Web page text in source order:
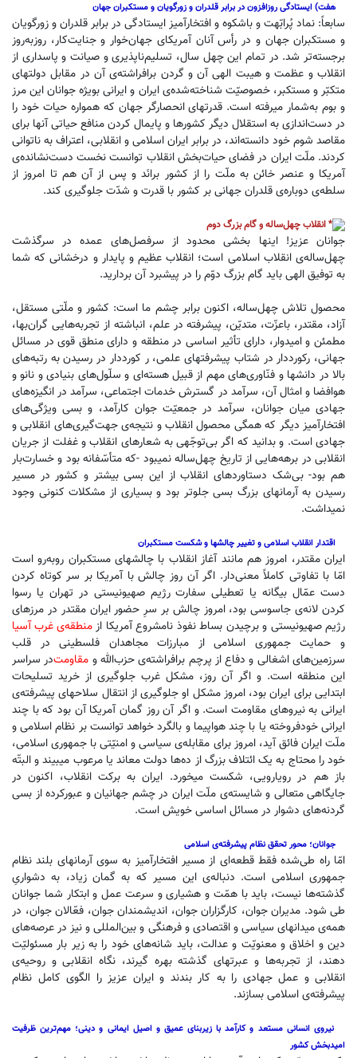
هفت) ایستادگی روزافزون در برابر قلدران و زورگویان و مستکبران جهان
سابعاً: نماد پُرابّهت و باشکوه و افتخارآمیز ایستادگی در برابر قلدران و زورگویان
و مستکبران جهان و در رأس آنان آمریکای جهان‌خوار و جنایت‌کار، روزبه‌روز
برجسته‌تر شد. در تمام این چهل سال، تسلیم‌ناپذیری و صیانت و پاسداری از
انقلاب و عظمت و هیبت الهی آن و گردن برافراشته‌ی آن در مقابل دولتهای
متکبّر و مستکبر، خصوصیّت شناخته‌شده‌ی ایران و ایرانی بویژه جوانان این مرز
و بوم به‌شمار میرفته است. قدرتهای انحصارگر جهان که همواره حیات خود را
در دست‌اندازی به استقلال دیگر کشورها و پایمال کردن منافع حیاتی آنها برای
مقاصد شوم خود دانسته‌اند، در برابر ایران اسلامی و انقلابی، اعتراف به ناتوانی
کردند. ملّت ایران در فضای حیات‌بخش انقلاب توانست نخست دست‌نشانده‌ی
آمریکا و عنصر خائن به ملّت را از کشور برانَد و پس از ‌آن هم تا امروز از
سلطه‌ی دوباره‌ی قلدران جهانی بر کشور با قدرت و شدّت جلوگیری کند.
انقلاب چهل‌ساله و گام بزرگ دوم
جوانان عزیز! اینها بخشی محدود از سرفصل‌های عمده در سرگذشت
چهل‌ساله‌ی انقلاب اسلامی است؛ انقلاب عظیم و پایدار و درخشانی که شما
به توفیق الهی باید گام بزرگ دوّم را در پیشبرد آن بردارید.
محصول تلاش چهل‌ساله، اکنون برابر چشم ما است: کشور و ملّتی مستقل،
آزاد، مقتدر، باعزّت، متدیّن، پیشرفته در علم، انباشته از تجربه‌هایی گران‌بها،
مطمئن و امیدوار، دارای تأثیر اساسی در منطقه و دارای منطق قوی در مسائل
جهانی، رکورددار در شتاب پیشرفتهای علمی، ر کورددار در رسیدن به رتبه‌های
بالا در دانشها و فنّاوری‌های مهم از قبیل هسته‌ای و سلّول‌های بنیادی و نانو و
هوافضا و امثال آن، سرآمد در گسترش خدمات اجتماعی، سرآمد در انگیزه‌های
جهادی میان جوانان، سرآمد در جمعیّت جوان کارآمد، و بسی ویژگی‌های
افتخارآمیز دیگر که همگی محصول انقلاب و نتیجه‌ی جهت‌گیری‌های انقلابی و
جهادی است. و بدانید که اگر بی‌توجّهی به شعارهای انقلاب و غفلت از جریان
انقلابی در برهه‌هایی از تاریخ چهل‌ساله نمیبود -که متأسّفانه بود و خسارت‌بار
هم بود- بی‌شک دستاوردهای انقلاب از این بسی بیشتر و کشور در مسیر
رسیدن به آرمانهای بزرگ بسی جلوتر بود و بسیاری از مشکلات کنونی وجود
نمیداشت.
اقتدار انقلاب اسلامی و تغییر چالشها و شکست مستکبران
ایران مقتدر، امروز هم مانند آغاز انقلاب با چالشهای مستکبران روبه‌رو است
امّا با تفاوتی کاملاً معنی‌دار. اگر آن روز چالش با آمریکا بر سر کوتاه کردن
دست عمّال بیگانه یا تعطیلی سفارت رژیم صهیونیستی در تهران یا رسوا
کردن لانه‌ی جاسوسی بود، امروز چالش بر سرِ حضور ایران مقتدر در مرزهای
رژیم صهیونیستی و برچیدن بساط نفوذ نامشروع آمریکا ازمنطقه‌ی غرب آسیا
و حمایت جمهوری اسلامی از مبارزات مجاهدان فلسطینی در قلب
سرزمین‌های اشغالی و دفاع از پرچم برافراشته‌ی حزب‌الله و مقاومتدر سراسر
این منطقه است. و اگر آن روز، مشکل غرب جلوگیری از خرید تسلیحات
ابتدایی برای ایران بود،‌ امروز مشکل او جلوگیری از انتقال سلاحهای پیشرفته‌ی
ایرانی به نیروهای مقاومت است. و اگر آن روز گمان آمریکا آن بود که با چند
ایرانی خودفروخته یا با چند هواپیما و بالگرد خواهد توانست بر نظام اسلامی و
ملّت ایران فائق آید، امروز برای مقابله‌ی سیاسی و امنیّتی با جمهوری اسلامی،
خود را محتاج به یک ائتلاف بزرگ از ده‌ها دولت معاند یا مرعوب میبیند و البتّه
باز هم در رویارویی، شکست میخورد. ایران به برکت انقلاب، اکنون در
جایگاهی متعالی و شایسته‌ی ملّت ایران در چشم جهانیان و عبورکرده از بسی
گردنه‌های دشوار در مسائل اساسی خویش است.
جوانان؛ محور تحقق نظام پیشرفته‌ی اسلامی
امّا راه طی‌شده فقط قطعه‌ای از مسیر افتخارآمیز به سوی آرمانهای بلند نظام
جمهوری اسلامی است. دنباله‌ی این مسیر که به گمان زیاد، به دشواریِ
گذشته‌ها نیست، باید با همّت و هشیاری و سرعت عمل و ابتکار شما جوانان
طی شود. مدیران جوان، کارگزاران جوان، اندیشمندان جوان، فعّالان جوان، در
همه‌ی میدانهای سیاسی و اقتصادی و فرهنگی و بین‌المللی و نیز در عرصه‌های
دین و اخلاق و معنویّت و عدالت، باید شانه‌های خود را به زیر بار مسئولیّت
دهند، از تجربه‌ها و عبرتهای گذشته بهره گیرند، نگاه انقلابی و روحیه‌ی
انقلابی و عمل جهادی را به کار بندند و ایران عزیز را الگوی کامل نظام
پیشرفته‌ی اسلامی بسازند.
نیروی انسانی مستعد و کارآمد با زیربنای عمیق و اصیل ایمانی و دینی؛ مهم‌ترین ظرفیت
امیدبخش کشور